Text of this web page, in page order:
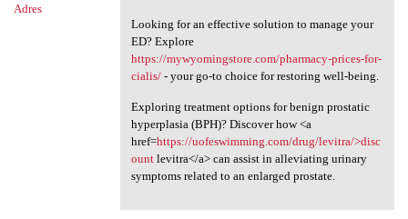
Adres
Looking for an effective solution to manage your
ED? Explore
https://mywyomingstore.com/pharmacy-prices-for-
cialis/- your go-to choice for restoring well-being.
Exploring treatment options for benign prostatic
hyperplasia (BPH)? Discover how <a
href=https://uofeswimming.com/drug/levitra/>disc
ountlevitra</a> can assist in alleviating urinary
symptoms related to an enlarged prostate.